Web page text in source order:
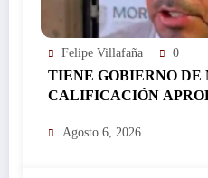
Felipe Villafaña 0
TIENE GOBIERNO DE
CALIFICACIÓN
FINANZAS, AFIRMA
DEL ÁREA JORGE
Agosto 6, 2026